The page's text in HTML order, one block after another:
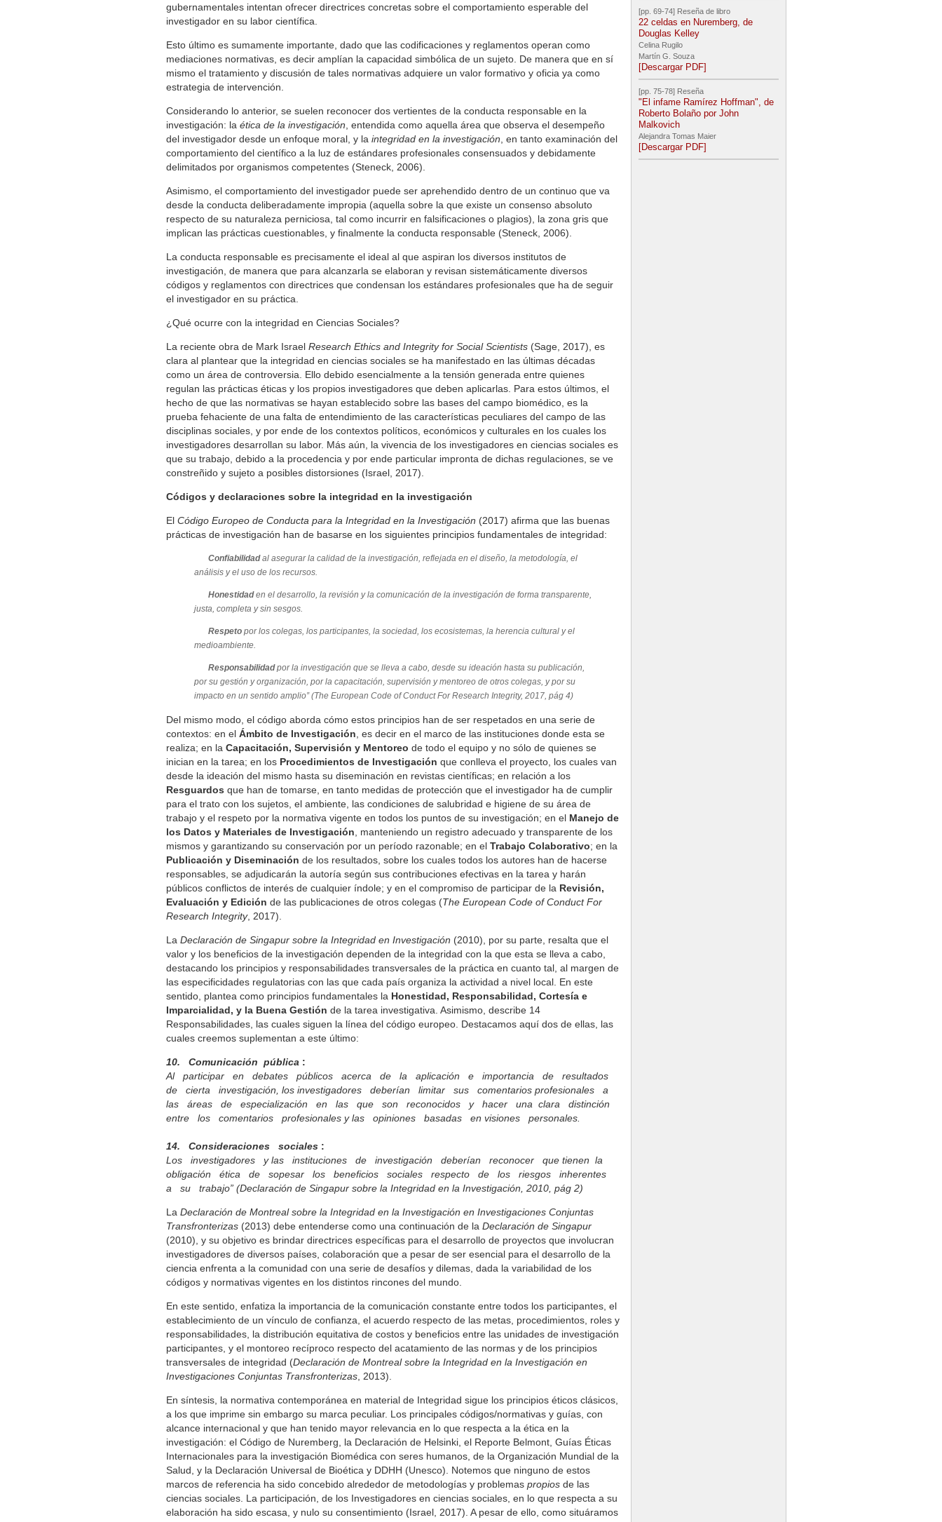
gubernamentales intentan ofrecer directrices concretas sobre el comportamiento esperable del
investigador en su labor científica.
Esto último es sumamente importante, dado que las codificaciones y reglamentos operan como
mediaciones normativas, es decir amplían la capacidad simbólica de un sujeto. De manera que en sí
mismo el tratamiento y discusión de tales normativas adquiere un valor formativo y oficia ya como
estrategia de intervención.
Considerando lo anterior, se suelen reconocer dos vertientes de la conducta responsable en la
investigación: la ética de la investigación , entendida como aquella área que observa el desempeño
del investigador desde un enfoque moral, y la integridad en la investigación , en tanto examinación del
comportamiento del científico a la luz de estándares profesionales consensuados y debidamente
delimitados por organismos competentes (Steneck, 2006).
Asimismo, el comportamiento del investigador puede ser aprehendido dentro de un continuo que va
desde la conducta deliberadamente impropia (aquella sobre la que existe un consenso absoluto
respecto de su naturaleza perniciosa, tal como incurrir en falsificaciones o plagios), la zona gris que
implican las prácticas cuestionables, y finalmente la conducta responsable (Steneck, 2006).
La conducta responsable es precisamente el ideal al que aspiran los diversos institutos de
investigación, de manera que para alcanzarla se elaboran y revisan sistemáticamente diversos
códigos y reglamentos con directrices que condensan los estándares profesionales que ha de seguir
el investigador en su práctica.
¿Qué ocurre con la integridad en Ciencias Sociales?
La reciente obra de Mark Israel Research Ethics and Integrity for Social Scientists (Sage, 2017), es
clara al plantear que la integridad en ciencias sociales se ha manifestado en las últimas décadas
como un área de controversia. Ello debido esencialmente a la tensión generada entre quienes
regulan las prácticas éticas y los propios investigadores que deben aplicarlas. Para estos últimos, el
hecho de que las normativas se hayan establecido sobre las bases del campo biomédico, es la
prueba fehaciente de una falta de entendimiento de las características peculiares del campo de las
disciplinas sociales, y por ende de los contextos políticos, económicos y culturales en los cuales los
investigadores desarrollan su labor. Más aún, la vivencia de los investigadores en ciencias sociales es
que su trabajo, debido a la procedencia y por ende particular impronta de dichas regulaciones, se ve
constreñido y sujeto a posibles distorsiones (Israel, 2017).
Códigos y declaraciones sobre la integridad en la investigación
El Código Europeo de Conducta para la Integridad en la Investigación (2017) afirma que las buenas
prácticas de investigación han de basarse en los siguientes principios fundamentales de integridad:
Confiabilidadal asegurar la calidad de la investigación, reflejada en el diseño, la metodología, el
análisis y el uso de los recursos.
Honestidaden el desarrollo, la revisión y la comunicación de la investigación de forma transparente,
justa, completa y sin sesgos.
Respeto por los colegas, los participantes, la sociedad, los ecosistemas, la herencia cultural y el
medioambiente.
Responsabilidadpor la investigación que se lleva a cabo, desde su ideación hasta su publicación,
por su gestión y organización, por la capacitación, supervisión y mentoreo de otros colegas, y por su
impacto en un sentido amplio” (The European Code of Conduct For Research Integrity, 2017, pág 4)
Del mismo modo, el código aborda cómo estos principios han de ser respetados en una serie de
contextos: en el Ámbito de Investigación , es decir en el marco de las instituciones donde esta se
realiza; en la Capacitación, Supervisión y Mentoreo de todo el equipo y no sólo de quienes se
inician en la tarea; en los Procedimientos de Investigación que conlleva el proyecto, los cuales van
desde la ideación del mismo hasta su diseminación en revistas científicas; en relación a los
Resguardos que han de tomarse, en tanto medidas de protección que el investigador ha de cumplir
para el trato con los sujetos, el ambiente, las condiciones de salubridad e higiene de su área de
trabajo y el respeto por la normativa vigente en todos los puntos de su investigación; en el Manejo de
los Datos y Materiales de Investigación , manteniendo un registro adecuado y transparente de los
mismos y garantizando su conservación por un período razonable; en el Trabajo Colaborativo; en la
Publicación y Diseminación de los resultados, sobre los cuales todos los autores han de hacerse
responsables, se adjudicarán la autoría según sus contribuciones efectivas en la tarea y harán
públicos conflictos de interés de cualquier índole; y en el compromiso de participar de la Revisión,
Evaluación y Edición de las publicaciones de otros colegas (The European Code of Conduct For
Research Integrity, 2017).
La Declaración de Singapur sobre la Integridad en Investigación (2010), por su parte, resalta que el
valor y los beneficios de la investigación dependen de la integridad con la que esta se lleva a cabo,
destacando los principios y responsabilidades transversales de la práctica en cuanto tal, al margen de
las especificidades regulatorias con las que cada país organiza la actividad a nivel local. En este
sentido, plantea como principios fundamentales la Honestidad, Responsabilidad, Cortesía e
Imparcialidad, y la Buena Gestión de la tarea investigativa. Asimismo, describe 14
Responsabilidades, las cuales siguen la línea del código europeo. Destacamos aquí dos de ellas, las
cuales creemos suplementan a este último:
10. Comunicación pública :
Al participar en debates públicos acerca de la aplicación e importancia de resultados
de cierta investigación, los investigadores deberían limitar sus comentarios profesionales a
las áreas de especialización en las que son reconocidos y hacer una clara distinción
entre los comentarios profesionales y las opiniones basadas en visiones personales.
14. Consideraciones sociales :
Los investigadores y las instituciones de investigación deberían reconocer que tienen la
obligación ética de sopesar los beneficios sociales respecto de los riesgos inherentes
a su trabajo” (Declaración de Singapur sobre la Integridad en la Investigación, 2010, pág 2)
La Declaración de Montreal sobre la Integridad en la Investigación en Investigaciones Conjuntas
Transfronterizas (2013) debe entenderse como una continuación de la Declaración de Singapur
(2010), y su objetivo es brindar directrices específicas para el desarrollo de proyectos que involucran
investigadores de diversos países, colaboración que a pesar de ser esencial para el desarrollo de la
ciencia enfrenta a la comunidad con una serie de desafíos y dilemas, dada la variabilidad de los
códigos y normativas vigentes en los distintos rincones del mundo.
En este sentido, enfatiza la importancia de la comunicación constante entre todos los participantes, el
establecimiento de un vínculo de confianza, el acuerdo respecto de las metas, procedimientos, roles y
responsabilidades, la distribución equitativa de costos y beneficios entre las unidades de investigación
participantes, y el montoreo recíproco respecto del acatamiento de las normas y de los principios
transversales de integridad (Declaración de Montreal sobre la Integridad en la Investigación en
Investigaciones Conjuntas Transfronterizas , 2013).
En síntesis, la normativa contemporánea en material de Integridad sigue los principios éticos clásicos,
a los que imprime sin embargo su marca peculiar. Los principales códigos/normativas y guías, con
alcance internacional y que han tenido mayor relevancia en lo que respecta a la ética en la
investigación: el Código de Nuremberg, la Declaración de Helsinki, el Reporte Belmont, Guías Éticas
Internacionales para la investigación Biomédica con seres humanos, de la Organización Mundial de la
Salud, y la Declaración Universal de Bioética y DDHH (Unesco). Notemos que ninguno de estos
marcos de referencia ha sido concebido alrededor de metodologías y problemas propios de las
ciencias sociales. La participación, de los Investigadores en ciencias sociales, en lo que respecta a su
elaboración ha sido escasa, y nulo su consentimiento (Israel, 2017). A pesar de ello, como situáramos
[pp. 69-74] Reseña de libro
22 celdas en Nuremberg, de
Douglas Kelley
Celina Rugilo
Martín G. Souza
[Descargar PDF]
[pp. 75-78] Reseña
"El infame Ramírez Hoffman", de
Roberto Bolaño por John
Malkovich
Alejandra Tomas Maier
[Descargar PDF]